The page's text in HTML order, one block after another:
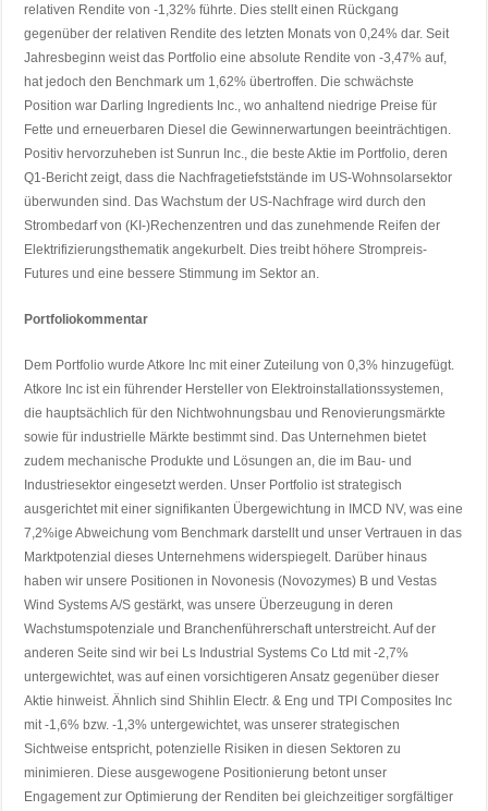
relativen Rendite von -1,32% führte. Dies stellt einen Rückgang
gegenüber der relativen Rendite des letzten Monats von 0,24% dar. Seit
Jahresbeginn weist das Portfolio eine absolute Rendite von -3,47% auf,
hat jedoch den Benchmark um 1,62% übertroffen. Die schwächste
Position war Darling Ingredients Inc., wo anhaltend niedrige Preise für
Fette und erneuerbaren Diesel die Gewinnerwartungen beeinträchtigen.
Positiv hervorzuheben ist Sunrun Inc., die beste Aktie im Portfolio, deren
Q1-Bericht zeigt, dass die Nachfragetiefststände im US-Wohnsolarsektor
überwunden sind. Das Wachstum der US-Nachfrage wird durch den
Strombedarf von (KI-)Rechenzentren und das zunehmende Reifen der
Elektrifizierungsthematik angekurbelt. Dies treibt höhere Strompreis-
Futures und eine bessere Stimmung im Sektor an.
Portfoliokommentar
Dem Portfolio wurde Atkore Inc mit einer Zuteilung von 0,3% hinzugefügt.
Atkore Inc ist ein führender Hersteller von Elektroinstallationssystemen,
die hauptsächlich für den Nichtwohnungsbau und Renovierungsmärkte
sowie für industrielle Märkte bestimmt sind. Das Unternehmen bietet
zudem mechanische Produkte und Lösungen an, die im Bau- und
Industriesektor eingesetzt werden. Unser Portfolio ist strategisch
ausgerichtet mit einer signifikanten Übergewichtung in IMCD NV, was eine
7,2%ige Abweichung vom Benchmark darstellt und unser Vertrauen in das
Marktpotenzial dieses Unternehmens widerspiegelt. Darüber hinaus
haben wir unsere Positionen in Novonesis (Novozymes) B und Vestas
Wind Systems A/S gestärkt, was unsere Überzeugung in deren
Wachstumspotenziale und Branchenführerschaft unterstreicht. Auf der
anderen Seite sind wir bei Ls Industrial Systems Co Ltd mit -2,7%
untergewichtet, was auf einen vorsichtigeren Ansatz gegenüber dieser
Aktie hinweist. Ähnlich sind Shihlin Electr. & Eng und TPI Composites Inc
mit -1,6% bzw. -1,3% untergewichtet, was unserer strategischen
Sichtweise entspricht, potenzielle Risiken in diesen Sektoren zu
minimieren. Diese ausgewogene Positionierung betont unser
Engagement zur Optimierung der Renditen bei gleichzeitiger sorgfältiger